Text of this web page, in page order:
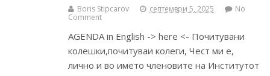
Boris Stipcarov септември 5, 2025
No
Comment
AGENDA in English -> here <- Почитувани
колешки,почитуваи колеги, Чест ми е,
лично и во името членовите на Институтот